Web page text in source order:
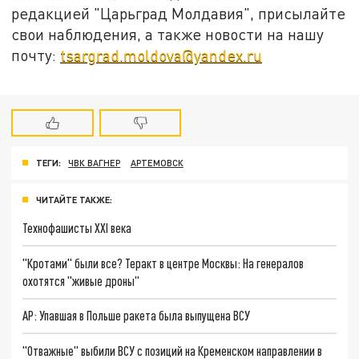
редакцией "Царьград Молдавия", присылайте
свои наблюдения, а также новости на нашу
почту: tsargrad.moldova@yandex.ru
ТЕГИ: ЧВК ВАГНЕР АРТЕМОВСК
ЧИТАЙТЕ ТАКЖЕ:
Технофашисты XXI века
"Кротами" были все? Теракт в центре Москвы: На генералов
охотятся "живые дроны"
AP: Упавшая в Польше ракета была выпущена ВСУ
"Отважные" выбили ВСУ с позиций на Кременском направлении в